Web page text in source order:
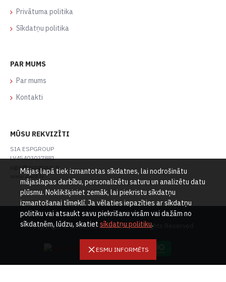
Privātuma politika
Sīkdatņu politika
PAR MUMS
Par mums
Kontakti
MŪSU REKVIZĪTI
SIA ESPGROUP
LV45403037881
ugis@espgroup.lv
www.gard.lv
Copyright © 2021, SIA Esp Group, All Rights Reserved
ESMU INFORMĒTS
Mājas lapā tiek izmantotas sīkdatnes, lai nodrošinātu
mājaslapas darbību, personalizētu saturu un analizētu datu
plūsmu. Noklikšķiniet zemāk, lai piekristu sīkdatņu
izmantošanai tīmeklī. Ja vēlaties iepazīties ar sīkdatņu
politiku vai atsaukt savu piekrišanu visām vai dažām no
sīkdatnēm, lūdzu, skatiet sīkdatņu politiku.